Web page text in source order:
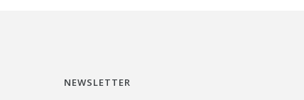
NEWSLETTER